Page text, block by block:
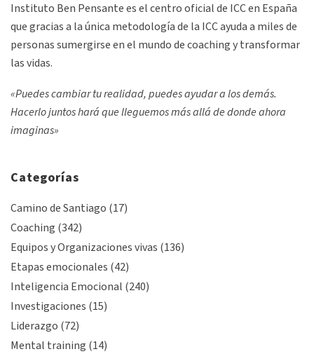
Instituto Ben Pensante es el centro oficial de ICC en España
que gracias a la única metodología de la ICC ayuda a miles de
personas sumergirse en el mundo de coaching y transformar
las vidas.
«Puedes cambiar tu realidad, puedes ayudar a los demás.
Hacerlo juntos hará que lleguemos más allá de donde ahora
imaginas»
Categorías
Camino de Santiago (17)
Coaching (342)
Equipos y Organizaciones vivas (136)
Etapas emocionales (42)
Inteligencia Emocional (240)
Investigaciones (15)
Liderazgo (72)
Mental training (14)